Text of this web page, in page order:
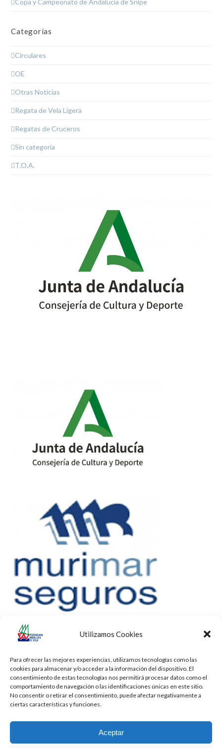
Utilizamos Cookies
Para ofrecer las mejores experiencias, utilizamos tecnologías como las
cookies para almacenar y/o acceder a la información del dispositivo. El
consentimiento de estas tecnologías nos permitirá procesar datos como el
comportamiento de navegación o las identificaciones únicas en este sitio.
No consentir o retirar el consentimiento, puede afectar negativamente a
ciertas características y funciones.
Aceptar
Copa y Campeonato de Andalucía de Snipe
Categorías
Circulares
OE
Otras Noticias
Regata de Vela Ligera
Regatas de Cruceros
Sin categoría
T.O.A.